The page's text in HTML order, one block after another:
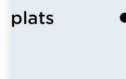
plats